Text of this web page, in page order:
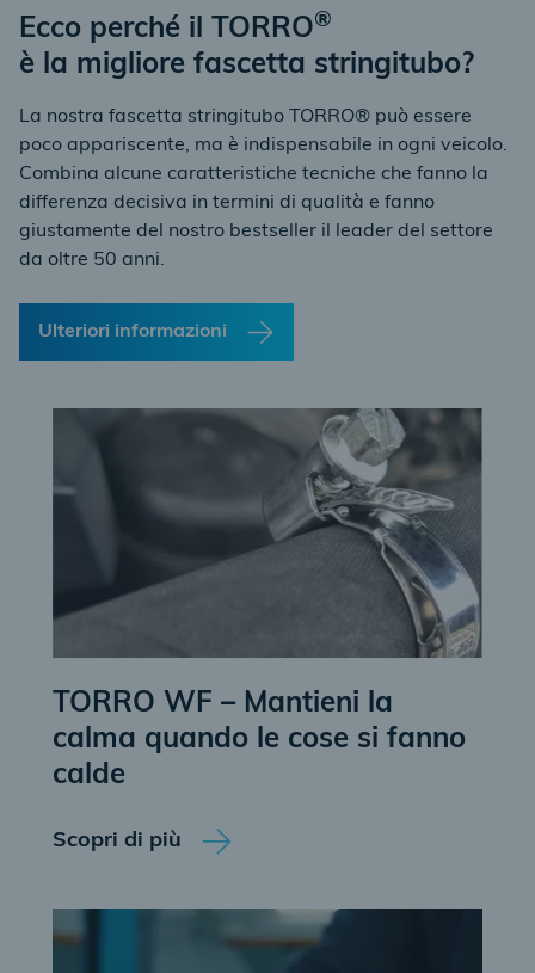
Ecco perché il TORRO®
è la migliore fascetta stringitubo?
La nostra fascetta stringitubo TORRO® può essere
poco appariscente, ma è indispensabile in ogni veicolo.
Combina alcune caratteristiche tecniche che fanno la
differenza decisiva in termini di qualità e fanno
giustamente del nostro bestseller il leader del settore
da oltre 50 anni.
Ulteriori informazioni
TORRO WF – Mantieni la
calma quando le cose si fanno
calde
Scopri di più